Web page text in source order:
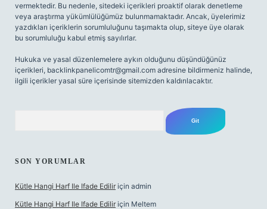
vermektedir. Bu nedenle, sitedeki içerikleri proaktif olarak denetleme
veya araştırma yükümlülüğümüz bulunmamaktadır. Ancak, üyelerimiz
yazdıkları içeriklerin sorumluluğunu taşımakta olup, siteye üye olarak
bu sorumluluğu kabul etmiş sayılırlar.
Hukuka ve yasal düzenlemelere aykırı olduğunu düşündüğünüz
içerikleri, backlinkpanelicomtr@gmail.com adresine bildirmeniz halinde,
ilgili içerikler yasal süre içerisinde sitemizden kaldırılacaktır.
SON YORUMLAR
Kütle Hangi Harf Ile Ifade Edilir için admin
Kütle Hangi Harf Ile Ifade Edilir için Meltem